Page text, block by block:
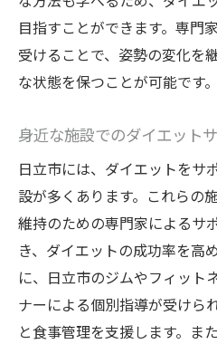
日常に取り入れた
地域で利用できる
目指すことができます。専門
受けることで、姿勢の変化を
な状態を保つことが可能です。
身近な施設でのダイエット
日立市には、ダイエットをサ
設が多くあります。これらの
維持のための専門家によるサ
き、ダイエットの成功率を高
に、日立市のジムやフィット
ナーによる個別指導が受けら
と食事管理を支援します。ま